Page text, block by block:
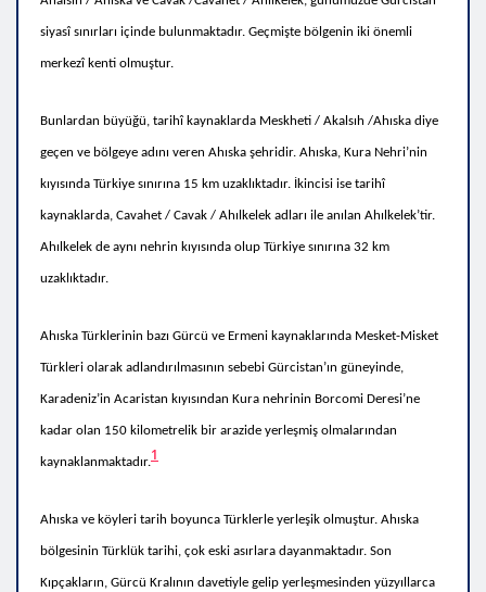
siyasî sınırları içinde bulunmaktadır. Geçmişte bölgenin iki önemli
merkezî kenti olmuştur.
Bunlardan büyüğü, tarihî kaynaklarda Meskheti / Akalsıh /Ahıska diye
geçen ve bölgeye adını veren Ahıska şehridir. Ahıska, Kura Nehri’nin
kıyısında Türkiye sınırına 15 km uzaklıktadır. İkincisi ise tarihî
kaynaklarda, Cavahet / Cavak / Ahılkelek adları ile anılan Ahılkelek’tir.
Ahılkelek de aynı nehrin kıyısında olup Türkiye sınırına 32 km
uzaklıktadır.
Ahıska Türklerinin bazı Gürcü ve Ermeni kaynaklarında Mesket-Misket
Türkleri olarak adlandırılmasının sebebi Gürcistan’ın güneyinde,
Karadeniz’in Acaristan kıyısından Kura nehrinin Borcomi Deresi’ne
kadar olan 150 kilometrelik bir arazide yerleşmiş olmalarından
kaynaklanmaktadır.1
Ahıska ve köyleri tarih boyunca Türklerle yerleşik olmuştur. Ahıska
bölgesinin Türklük tarihi, çok eski asırlara dayanmaktadır. Son
Kıpçakların, Gürcü Kralının davetiyle gelip yerleşmesinden yüzyıllarca